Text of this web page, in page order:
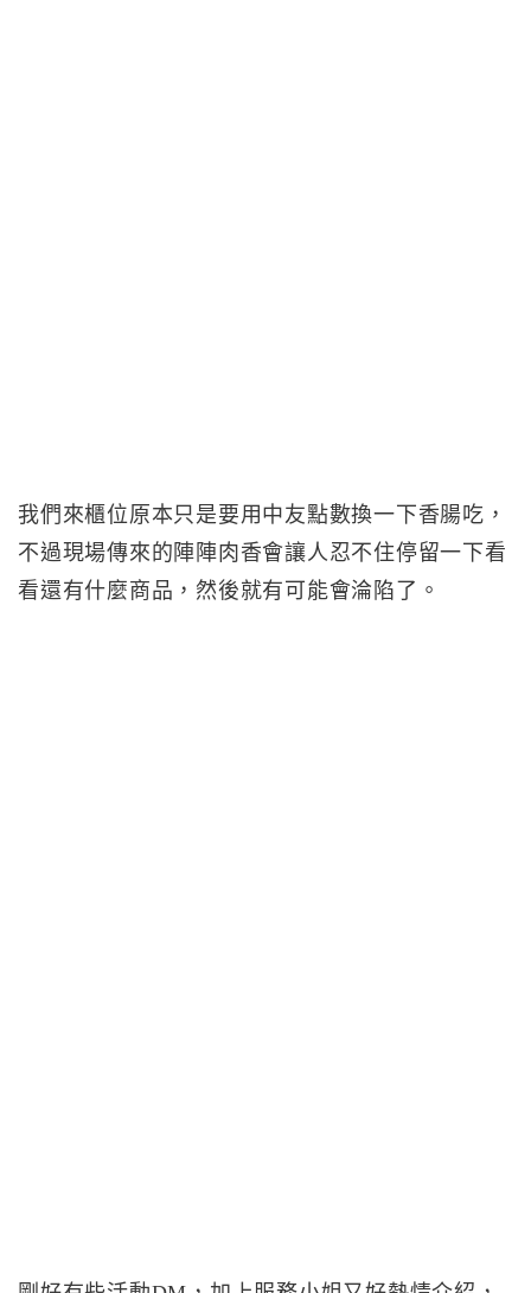
我們來櫃位原本只是要用中友點數換一下香腸吃，
不過現場傳來的陣陣肉香會讓人忍不住停留一下看
看還有什麼商品，然後就有可能會淪陷了。